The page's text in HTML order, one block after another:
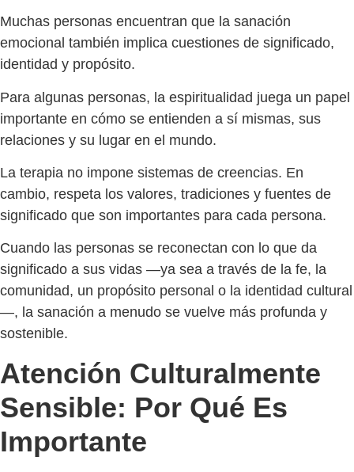
Muchas personas encuentran que la sanación
emocional también implica cuestiones de significado,
identidad y propósito.
Para algunas personas, la espiritualidad juega un papel
importante en cómo se entienden a sí mismas, sus
relaciones y su lugar en el mundo.
La terapia no impone sistemas de creencias. En
cambio, respeta los valores, tradiciones y fuentes de
significado que son importantes para cada persona.
Cuando las personas se reconectan con lo que da
significado a sus vidas —ya sea a través de la fe, la
comunidad, un propósito personal o la identidad cultural
—, la sanación a menudo se vuelve más profunda y
sostenible.
Atención Culturalmente
Sensible: Por Qué Es
Importante